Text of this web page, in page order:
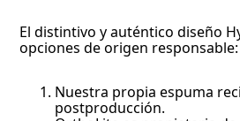
El distintivo y auténtico diseño
opciones de origen responsable:
Nuestra propia espuma
postproducción.